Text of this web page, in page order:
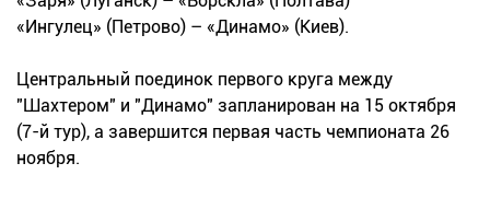
«Ингулец» (Петрово) – «Динамо» (Киев).
Центральный поединок первого круга между
"Шахтером" и "Динамо" запланирован на 15 октября
(7-й тур), а завершится первая часть чемпионата 26
ноября.